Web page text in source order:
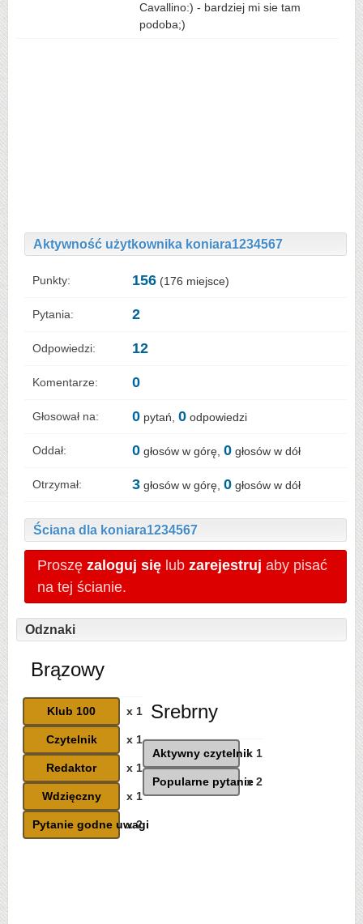
Cavallino:) - bardziej mi sie tam
podoba;)
Aktywność użytkownika koniara1234567
Punkty: 156 (176 miejsce)
Pytania: 2
Odpowiedzi: 12
Komentarze: 0
Głosował na: 0 pytań, 0 odpowiedzi
Oddał: 0 głosów w górę, 0 głosów w dół
Otrzymał: 3 głosów w górę, 0 głosów w dół
Ściana dla koniara1234567
Proszę zaloguj się lub zarejestruj aby pisać
na tej ścianie.
Odznaki
Brązowy
Klub 100 x 1
Czytelnik x 1
Redaktor x 1
Wdzięczny x 1
Pytanie godne uwagi
x 2
Srebrny
Aktywny czytelnikx 1
Popularne pytaniex 2